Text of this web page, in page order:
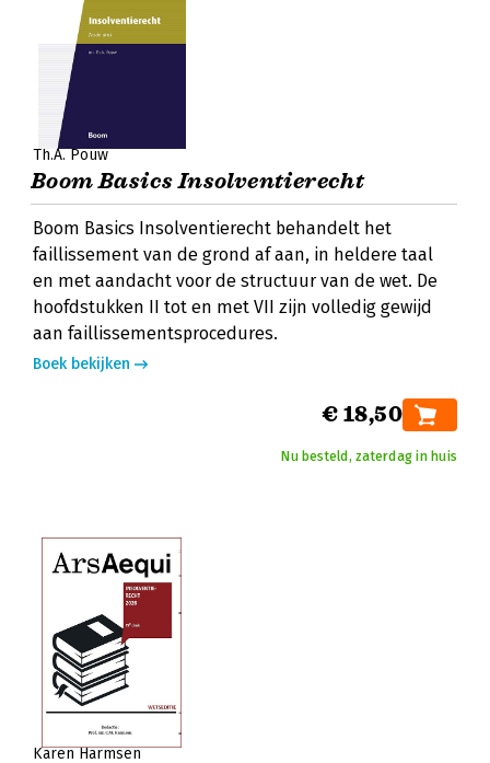
Th.A. Pouw
Boom Basics Insolventierecht
Boom Basics Insolventierecht behandelt het
faillissement van de grond af aan, in heldere taal
en met aandacht voor de structuur van de wet. De
hoofdstukken II tot en met VII zijn volledig gewijd
aan faillissementsprocedures.
Boek bekijken
€ 18,50
Nu besteld, zaterdag in huis
Karen Harmsen